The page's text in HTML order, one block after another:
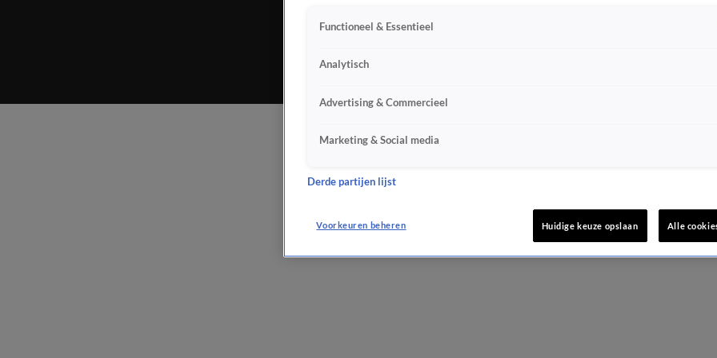
Functioneel & Essentieel
Analytisch
Advertising & Commercieel
Marketing & Social media
Derde partijen lijst
Voorkeuren beheren Huidige keuze opslaan Alle